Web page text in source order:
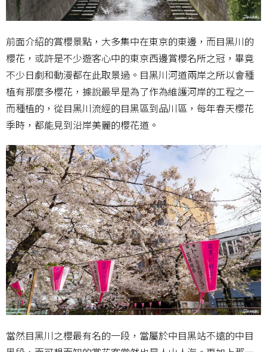
前面介紹的賞櫻景點，大多集中在東京的東邊，而目黑川的
櫻花，或許是不少遊客心中的東京西邊賞櫻名所之冠，畢竟
不少日劇和動漫都在此取景過。目黑川河道兩岸之所以會種
植有那麼多櫻花，據說最早是為了作為維護河岸的工程之一
而種植的，從目黑川流經的目黑區到品川區，每年春天櫻花
季時，都能見到沿岸美麗的櫻花道。
當然目黑川之櫻最有名的一段，當屬於中目黑站不遠的中目